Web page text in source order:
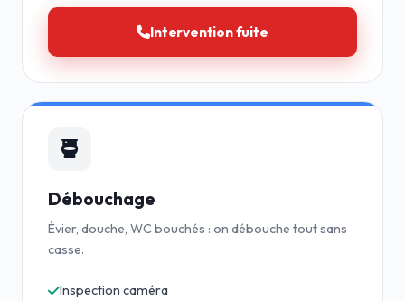
Intervention fuite
Débouchage
Évier, douche, WC bouchés : on débouche tout sans
casse.
Inspection caméra